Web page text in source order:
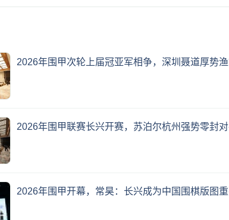
2026年围甲次轮上届冠亚军相争，深圳聂道厚势渔
2026年围甲联赛长兴开赛，苏泊尔杭州强势零封
2026年围甲开幕，常昊：长兴成为中国围棋版图